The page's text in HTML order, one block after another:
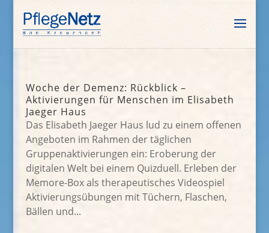
Woche der Demenz: Rückblick –
Aktivierungen für Menschen im Elisabeth
Jaeger Haus
Das Elisabeth Jaeger Haus lud zu einem offenen
Angeboten im Rahmen der täglichen
Gruppenaktivierungen ein: Eroberung der
digitalen Welt bei einem Quizduell. Erleben der
Memore-Box als therapeutisches Videospiel
Aktivierungsübungen mit Tüchern, Flaschen,
Bällen und...